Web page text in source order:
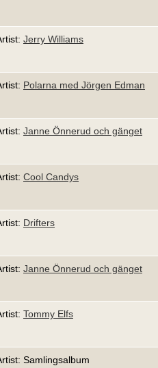
Jerry Williams
Polarna med Jörgen Edman
Janne Önnerud och gänget
Cool Candys
Drifters
Janne Önnerud och gänget
Tommy Elfs
Samlingsalbum